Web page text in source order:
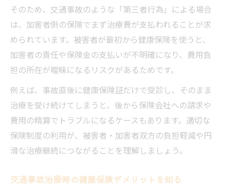
そのため、交通事故のような「第三者行為」による場合
は、加害者側の保険でまず治療費が支払われることが求
められています。被害者が最初から健康保険を使うと、
加害者の責任や保険金の支払いが不明確になり、費用負
担の所在が曖昧になるリスクがあるためです。
例えば、事故直後に健康保険証だけで受診し、そのまま
治療を受け続けてしまうと、後から保険会社への請求や
費用の精算でトラブルになるケースもあります。適切な
保険制度の利用が、被害者・加害者双方の負担軽減や円
滑な治療継続につながることを理解しましょう。
交通事故治療時の健康保険デメリットを知る